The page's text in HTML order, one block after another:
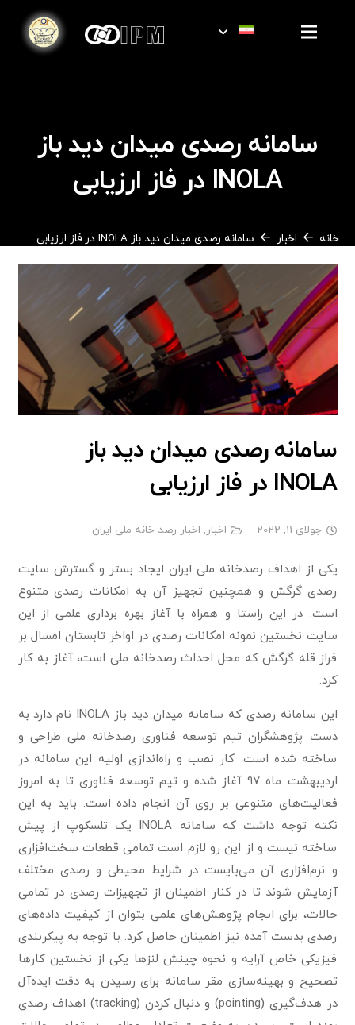
سامانه رصدی میدان دید باز
INOLA در فاز ارزیابی
خانه اخبار سامانه رصدی میدان دید باز INOLA در فاز ارزیابی
سامانه رصدی میدان دید باز
INOLA در فاز ارزیابی
جولای 11, 2022 اخبار , اخبار رصد خانه ملی ایران
یکی از اهداف رصدخانه ملی ایران ایجاد بستر و گسترش سایت
رصدی گرگش و همچنین تجهیز آن به امکانات رصدی متنوع
است. در این راستا و همراه با آغاز بهره برداری علمی از این
سایت نخستین نمونه امکانات رصدی در اواخر تابستان امسال بر
فراز قله گرگش که محل احداث رصدخانه ملی است، آغاز به کار
کرد.
این سامانه رصدی که سامانه میدان دید باز INOLA نام دارد به
دست پژوهشگران تیم توسعه فناوری رصدخانه ملی طراحی و
ساخته شده است. کار نصب و راه‌اندازی اولیه این سامانه در
اردیبهشت ماه ۹۷ آغاز شده و تیم توسعه فناوری تا به امروز
فعالیت‌های متنوعی بر روی آن انجام داده است. باید به این
نکته توجه داشت که سامانه INOLA یک تلسکوپ از پیش
ساخته نیست و از این رو لازم است تمامی قطعات سخت‌افزاری
و نرم‌افزاری آن می‌بایست در شرایط محیطی و رصدی مختلف
آزمایش شوند تا در کنار اطمینان از تجهیزات رصدی در تمامی
حالات،‌ برای انجام پژوهش‌های علمی بتوان از کیفیت داده‌های
رصدی بدست آمده نیز اطمینان حاصل کرد. با توجه به پیکربندی
فیزیکی خاص آرایه و نحوه چینش لنزها یکی از نخستین کارها
تصحیح و بهینه‌سازی مقر سامانه برای رسیدن به دقت ایده‌آل
در هدف‌گیری (pointing) و دنبال کردن (tracking) اهداف رصدی